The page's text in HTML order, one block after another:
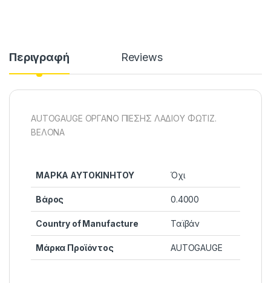
Περιγραφή Reviews
AUTOGAUGE ΟΡΓΑΝΟ ΠΙΕΣΗΣ ΛΑΔΙΟΥ ΦΩΤΙΖ.
ΒΕΛΟΝΑ
ΜΑΡΚΑ ΑΥΤΟΚΙΝΗΤΟΥ Όχι
Βάρος 0.4000
Country of Manufacture Ταϊβάν
Μάρκα Προϊόντος AUTOGAUGE